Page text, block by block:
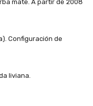
mate. A partir de 2008
Configuración de
liviana.